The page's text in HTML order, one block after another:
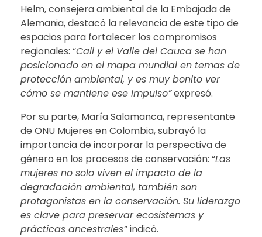
Helm, consejera ambiental de la Embajada de
Alemania, destacó la relevancia de este tipo de
espacios para fortalecer los compromisos
regionales: “Cali y el Valle del Cauca se han
posicionado en el mapa mundial en temas de
protección ambiental, y es muy bonito ver
cómo se mantiene ese impulso”expresó.
Por su parte, María Salamanca, representante
de ONU Mujeres en Colombia, subrayó la
importancia de incorporar la perspectiva de
género en los procesos de conservación: “Las
mujeres no solo viven el impacto de la
degradación ambiental, también son
protagonistas en la conservación. Su liderazgo
es clave para preservar ecosistemas y
prácticas ancestrales”indicó.